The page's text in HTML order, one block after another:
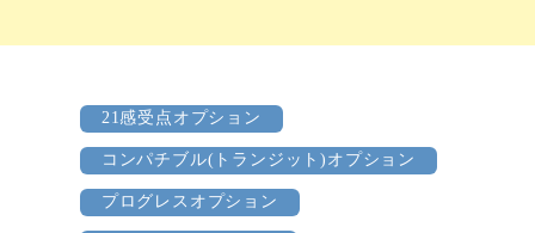
21感受点オプション
コンパチブル(トランジット)オプション
プログレスオプション